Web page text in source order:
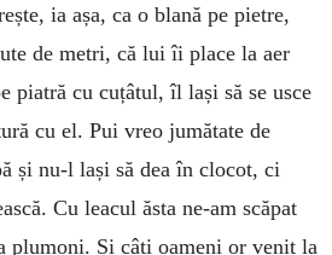
ia așa, ca o blană pe pie­tre,
de metri, că lui îi place la aer
piatră cu cuțâtul, îl lași să se usce
cu el. Pui vreo jumătate de
și nu-l lași să dea în clocot, ci
Cu leacul ăsta ne-am scăpat
plu­moni. Și câți oameni or venit la